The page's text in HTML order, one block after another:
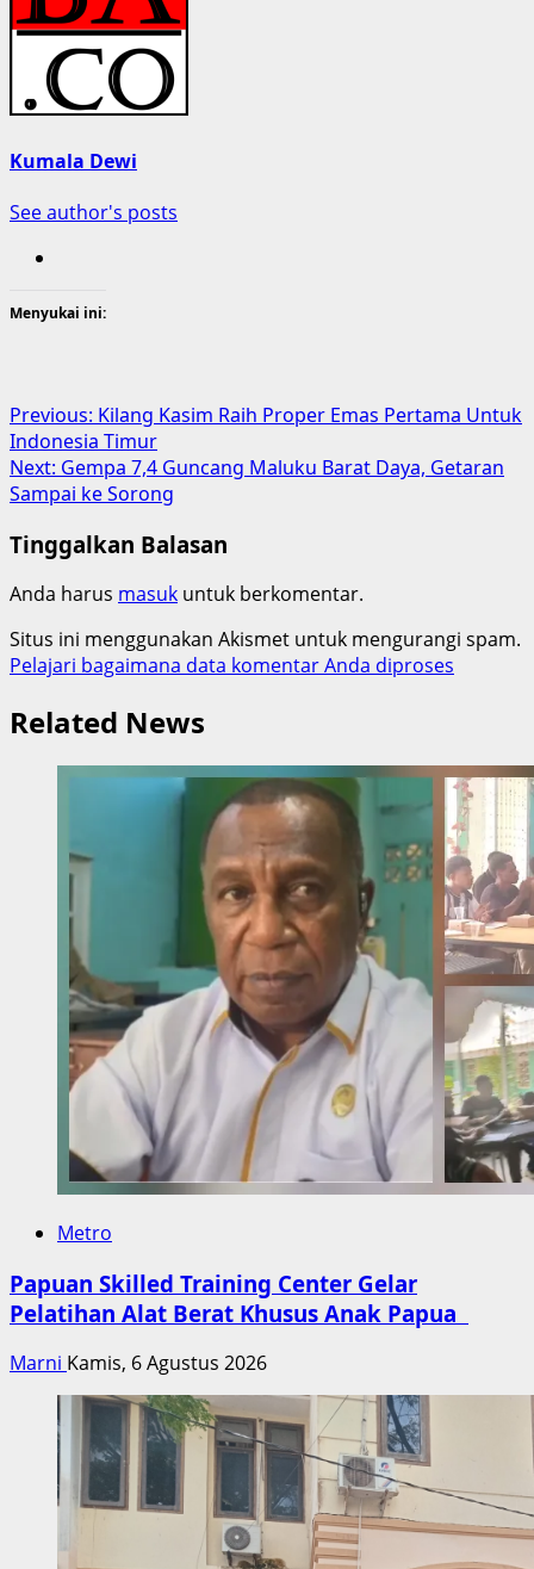
Kumala Dewi
See author's posts
Menyukai ini:
Post
navigation
Previous: Kilang Kasim Raih Proper Emas Pertama Untuk
Indonesia Timur
Next: Gempa 7,4 Guncang Maluku Barat Daya, Getaran
Sampai ke Sorong
Tinggalkan Balasan
Anda harus masuk untuk berkomentar.
Situs ini menggunakan Akismet untuk mengurangi spam.
Pelajari bagaimana data komentar Anda diproses
Related News
Metro
Papuan Skilled Training Center Gelar
Pelatihan Alat Berat Khusus Anak Papua
Marni Kamis, 6 Agustus 2026